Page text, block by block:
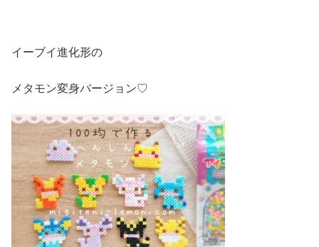
イーブイ進化形の
メタモン変身バージョン♡